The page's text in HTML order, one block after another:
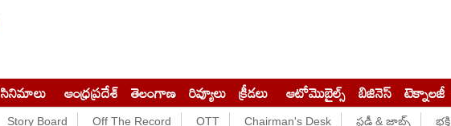
సినిమాలు ఆంధ్రప్రదేశ్ తెలంగాణ రివ్యూలు క్రీడలు ఆటోమొబైల్స్ బిజినెస్‌ టెక్నాలజీ
Story Board Off The Record OTT Chairman's Desk స్టడీ & జాబ్స్ భక్తి